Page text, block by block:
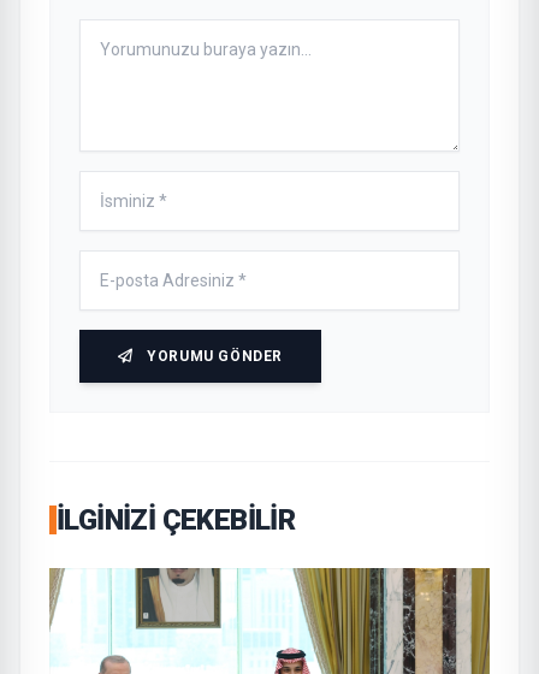
YORUMU GÖNDER
İLGINIZI ÇEKEBILIR